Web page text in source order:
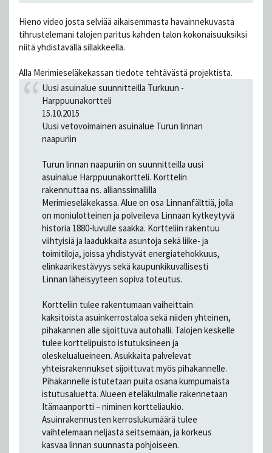
Hieno video josta selviää aikaisemmasta havainnekuvasta
tihrustelemani talojen paritus kahden talon kokonaisuuksiksi
niitä yhdistävällä sillakkeella.
Alla Merimieseläkekassan tiedote tehtävästä projektista.
Uusi asuinalue suunnitteilla Turkuun -
Harppuunakortteli
15.10.2015
Uusi vetovoimainen asuinalue Turun linnan
naapuriin
Turun linnan naapuriin on suunnitteilla uusi
asuinalue Harppuunakortteli. Korttelin
rakennuttaa ns. allianssimallilla
Merimieseläkekassa. Alue on osa Linnanfälttiä, jolla
on moniulotteinen ja polveileva Linnaan kytkeytyvä
historia 1880-luvulle saakka. Kortteliin rakentuu
viihtyisiä ja laadukkaita asuntoja sekä liike- ja
toimitiloja, joissa yhdistyvät energiatehokkuus,
elinkaarikestävyys sekä kaupunkikuvallisesti
Linnan läheisyyteen sopiva toteutus.
Kortteliin tulee rakentumaan vaiheittain
kaksitoista asuinkerrostaloa sekä niiden yhteinen,
pihakannen alle sijoittuva autohalli. Talojen keskelle
tulee korttelipuisto istutuksineen ja
oleskelualueineen. Asukkaita palvelevat
yhteisrakennukset sijoittuvat myös pihakannelle.
Pihakannelle istutetaan puita osana kumpumaista
istutusaluetta. Alueen eteläkulmalle rakennetaan
Itämaanportti – niminen kortteliaukio.
Asuinrakennusten kerroslukumäärä tulee
vaihtelemaan neljästä seitsemään, ja korkeus
kasvaa linnan suunnasta pohjoiseen.